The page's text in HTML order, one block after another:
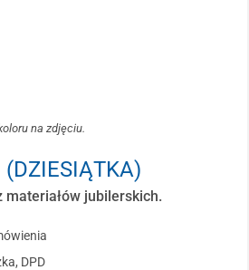
na zdjęciu.
(DZIESIĄTKA)
materiałów jubilerskich.
DPD